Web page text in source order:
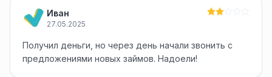
Иван
27.05.2025
Получил деньги, но через день начали звонить с
предложениями новых займов. Надоели!